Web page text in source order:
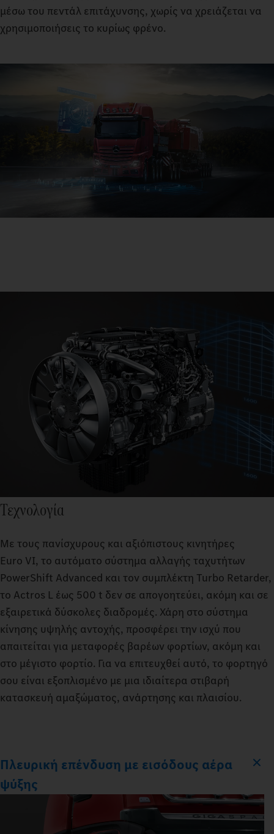
μέσω του πεντάλ επιτάχυνσης, χωρίς να χρειάζεται να
χρησιμοποιήσεις το κυρίως φρένο.
Τεχνολογία
Με τους πανίσχυρους και αξιόπιστους κινητήρες
Euro VI, το αυτόματο σύστημα αλλαγής ταχυτήτων
PowerShift Advanced και τον συμπλέκτη Turbo Retarder,
το Actros L έως 500 t δεν σε απογοητεύει, ακόμη και σε
εξαιρετικά δύσκολες διαδρομές. Χάρη στο σύστημα
κίνησης υψηλής αντοχής, προσφέρει την ισχύ που
απαιτείται για μεταφορές βαρέων φορτίων, ακόμη και
στο μέγιστο φορτίο. Για να επιτευχθεί αυτό, το φορτηγό
σου είναι εξοπλισμένο με μια ιδιαίτερα στιβαρή
κατασκευή αμαξώματος, ανάρτησης και πλαισίου.
Πλευρική επένδυση με εισόδους αέρα
ψύξης